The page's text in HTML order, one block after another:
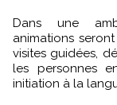
Dans une ambiance conviviale, de nombreuses
animations
visites guidées,
les personnes
initiation à la